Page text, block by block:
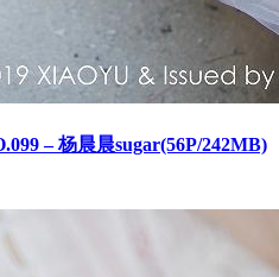
– 杨晨晨sugar(56P/242MB)